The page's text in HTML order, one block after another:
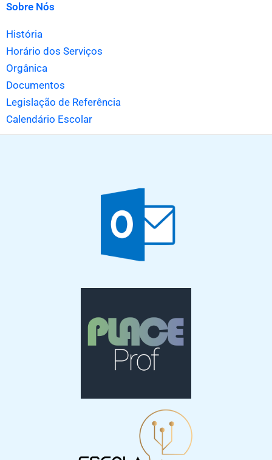
Sobre Nós
História
Horário dos Serviços
Orgânica
Documentos
Legislação de Referência
Calendário Escolar